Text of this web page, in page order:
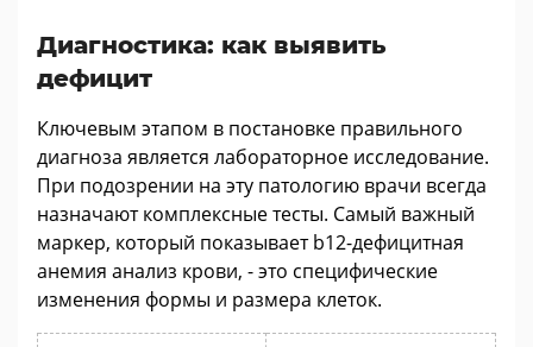
Диагностика: как выявить
дефицит
Ключевым этапом в постановке правильного
диагноза является лабораторное исследование.
При подозрении на эту патологию врачи всегда
назначают комплексные тесты. Самый важный
маркер, который показывает b12-дефицитная
анемия анализ крови, - это специфические
изменения формы и размера клеток.